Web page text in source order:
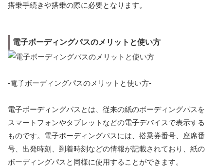
搭乗手続きや搭乗の際に必要となります。
電子ボーディングパスのメリットと使い方
-電子ボーディングパスのメリットと使い方-
電子ボーディングパスとは、従来の紙のボーディングパスを
スマートフォンやタブレットなどの電子デバイスで表示する
ものです。電子ボーディングパスには、搭乗券番号、座席番
号、出発時刻、到着時刻などの情報が記載されており、紙の
ボーディングパスと同様に使用することができます。